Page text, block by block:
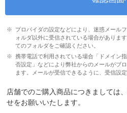
プロバイダの設定などにより、迷惑メール
ォルダ以外に受信されている場合がありま
てのフォルダをご確認ください。
携帯電話で利用されている場合「ドメイン
否設定」などにより弊社からのメールがブ
ます。メールが受信できるように、受信設定
店舗でのご購入商品につきましては
せをお願いいたします。